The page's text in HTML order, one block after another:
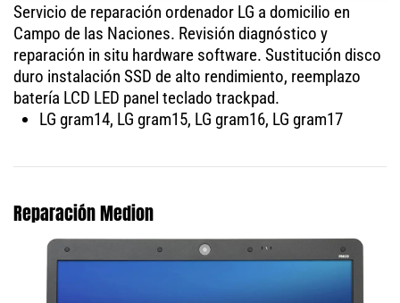
Servicio de reparación ordenador LG a domicilio en
Campo de las Naciones. Revisión diagnóstico y
reparación in situ hardware software. Sustitución disco
duro instalación SSD de alto rendimiento, reemplazo
batería LCD LED panel teclado trackpad.
LG gram14, LG gram15, LG gram16, LG gram17
Reparación Medion